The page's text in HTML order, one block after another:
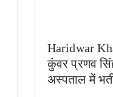
Haridwar
कुंवर प्रणव
अस्पताल में